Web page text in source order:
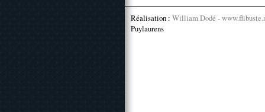
Réalisation : William Dodé -
Puylaurens